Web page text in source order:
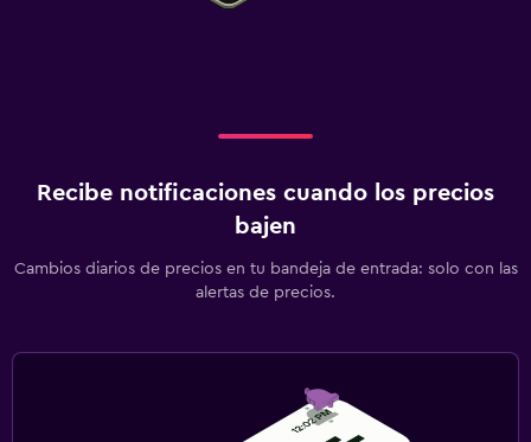
Recibe notificaciones cuando los precios
bajen
Cambios diarios de precios en tu bandeja de entrada: solo con las
alertas de precios.